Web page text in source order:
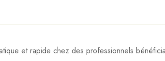
et rapide chez des professionnels